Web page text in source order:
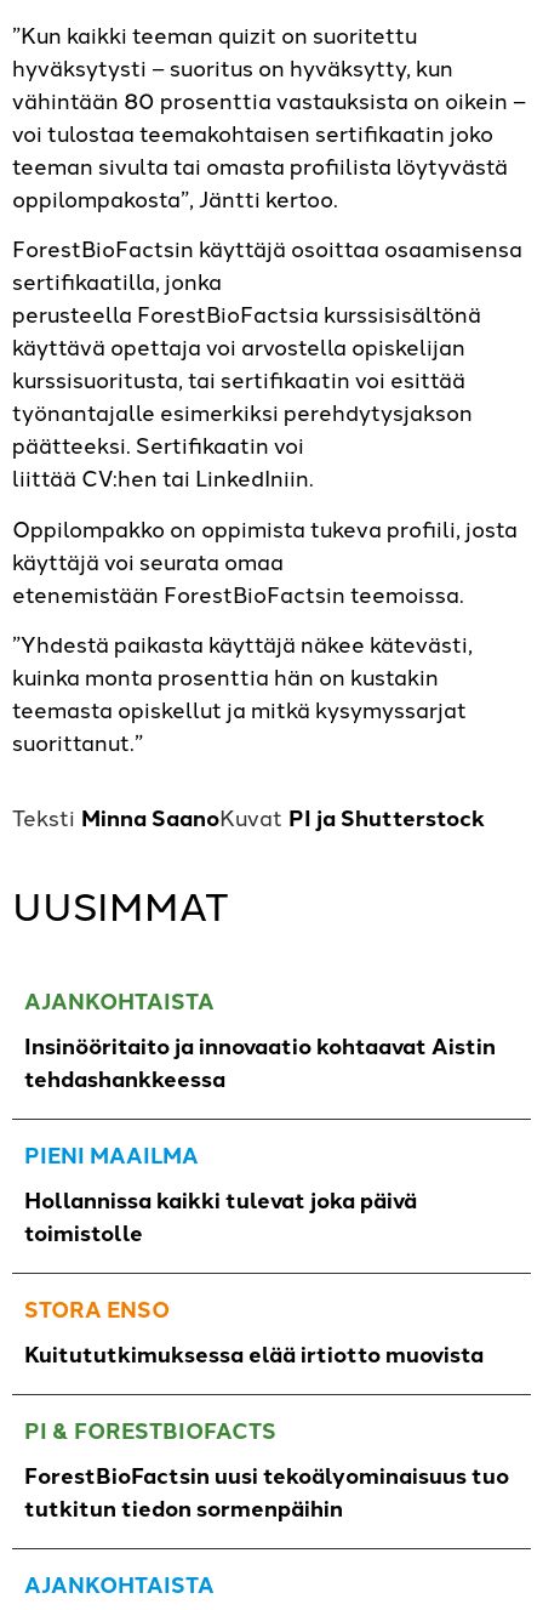
”Kun kaikki teeman quizit on suoritettu
hyväksytysti – suoritus on hyväksytty, kun
vähintään 80 prosenttia vastauksista on oikein –
voi tulostaa teemakohtaisen sertifikaatin joko
teeman sivulta tai omasta profiilista löytyvästä
oppilompakosta”, Jäntti kertoo.
ForestBioFactsin käyttäjä osoittaa osaamisensa
sertifikaatilla, jonka
perusteella ForestBioFactsia kurssisisältönä
käyttävä opettaja voi arvostella opiskelijan
kurssisuoritusta, tai sertifikaatin voi esittää
työnantajalle esimerkiksi perehdytysjakson
päätteeksi. Sertifikaatin voi
liittää CV:hen tai LinkedIniin.
Oppilompakko on oppimista tukeva profiili, josta
käyttäjä voi seurata omaa
etenemistään ForestBioFactsin teemoissa.
”Yhdestä paikasta käyttäjä näkee kätevästi,
kuinka monta prosenttia hän on kustakin
teemasta opiskellut ja mitkä kysymyssarjat
suorittanut.”
Minna Saano PI ja Shutterstock
UUSIMMAT
AJANKOHTAISTA
Insinööritaito ja innovaatio kohtaavat Aistin
tehdashankkeessa
PIENI MAAILMA
Hollannissa kaikki tulevat joka päivä
toimistolle
STORA ENSO
Kuitututkimuksessa elää irtiotto muovista
PI & FORESTBIOFACTS
ForestBioFactsin uusi tekoälyominaisuus tuo
tutkitun tiedon sormenpäihin
AJANKOHTAISTA